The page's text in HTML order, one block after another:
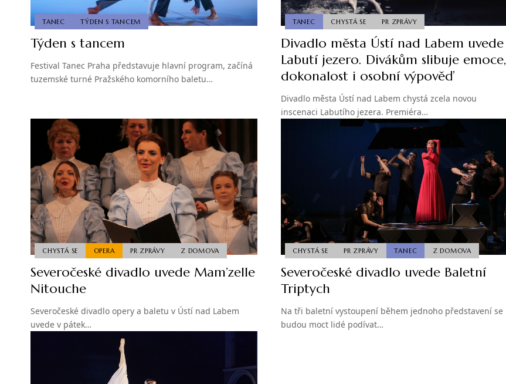
TANEC TÝDEN S TANCEM
Týden s tancem
Festival Tanec Praha představuje hlavní program, začíná
tuzemské turné Pražského komorního baletu…
TANEC CHYSTÁ SE PR ZPRÁVY
Divadlo města Ústí nad Labem uvede
Labutí jezero. Divákům slibuje emoce,
dokonalost i osobní výpověď
Divadlo města Ústí nad Labem chystá zcela novou
inscenaci Labutího jezera. Premiéra…
CHYSTÁ SE OPERA PR ZPRÁVY Z DOMOVA
Severočeské divadlo uvede Mam’zelle
Nitouche
Severočeské divadlo opery a baletu v Ústí nad Labem
uvede v pátek…
CHYSTÁ SE PR ZPRÁVY TANEC Z DOMOVA
Severočeské divadlo uvede Baletní
Triptych
Na tři baletní vystoupení během jednoho představení se
budou moct lidé podívat…